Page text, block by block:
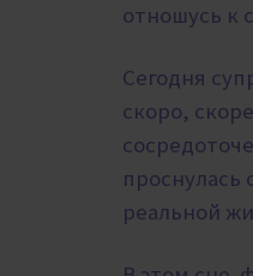
отношусь к
Сегодня
скоро,
реальной